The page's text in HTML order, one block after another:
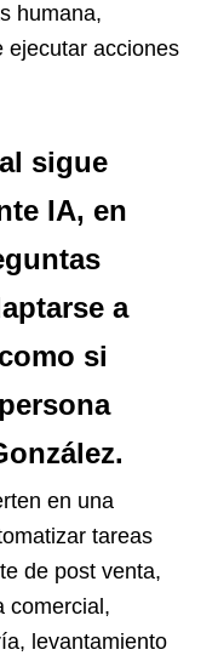
humana,
ejecutar acciones
sigue
IA, en
a
si
en una
tareas
de post venta,
comercial,
levantamiento